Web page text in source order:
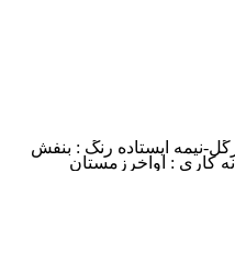
نیمه ایستاده رنگ : بنفش